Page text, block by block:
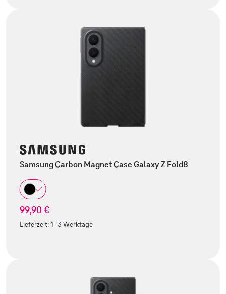
Samsung Carbon Magnet Case Galaxy Z Fold8
99,90 €
Lieferzeit:1-3 Werktage